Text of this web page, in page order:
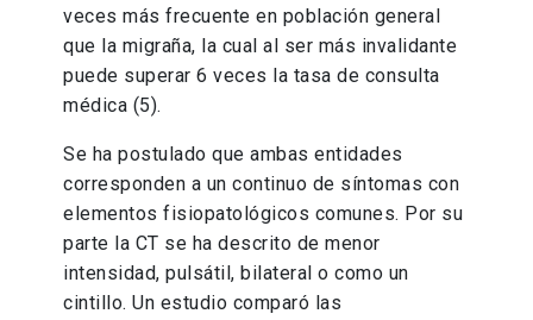
veces más frecuente en población general
que la migraña, la cual al ser más invalidante
puede superar 6 veces la tasa de consulta
médica (5).
Se ha postulado que ambas entidades
corresponden a un continuo de síntomas con
elementos fisiopatológicos comunes. Por su
parte la CT se ha descrito de menor
intensidad, pulsátil, bilateral o como un
cintillo. Un estudio comparó las